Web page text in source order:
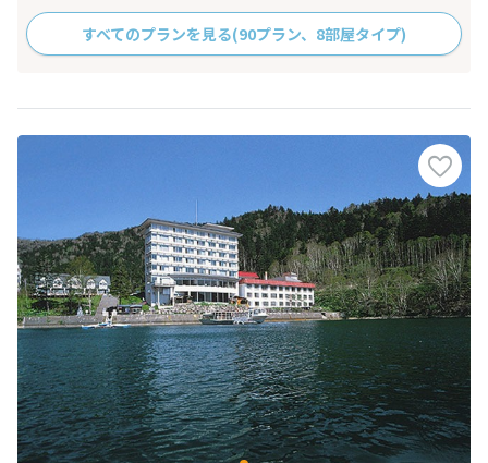
すべてのプランを見る(90プラン、8部屋タイプ)